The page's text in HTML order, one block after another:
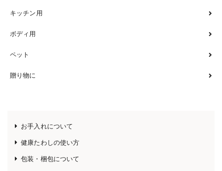
キッチン用
ボディ用
ペット
贈り物に
お手入れについて
健康たわしの使い方
包装・梱包について